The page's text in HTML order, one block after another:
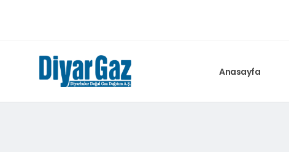
Anasayfa